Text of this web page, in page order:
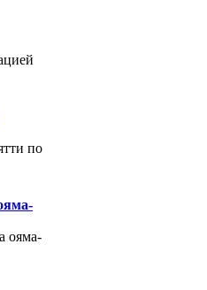
по
ояма-